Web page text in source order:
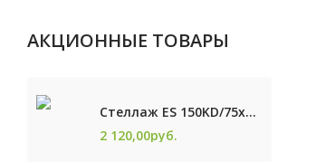
АКЦИОННЫЕ ТОВАРЫ
Стеллаж ES 150KD/75x30/4 оцинк
2 120,00руб.